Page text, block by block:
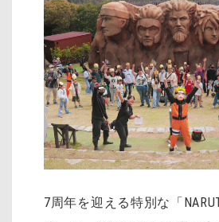
7周年を迎える特別な「